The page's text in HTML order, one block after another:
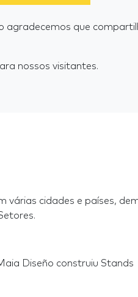
agradecemos que
nossos visitantes.
várias cidades e países,
Diseño construiu Stands